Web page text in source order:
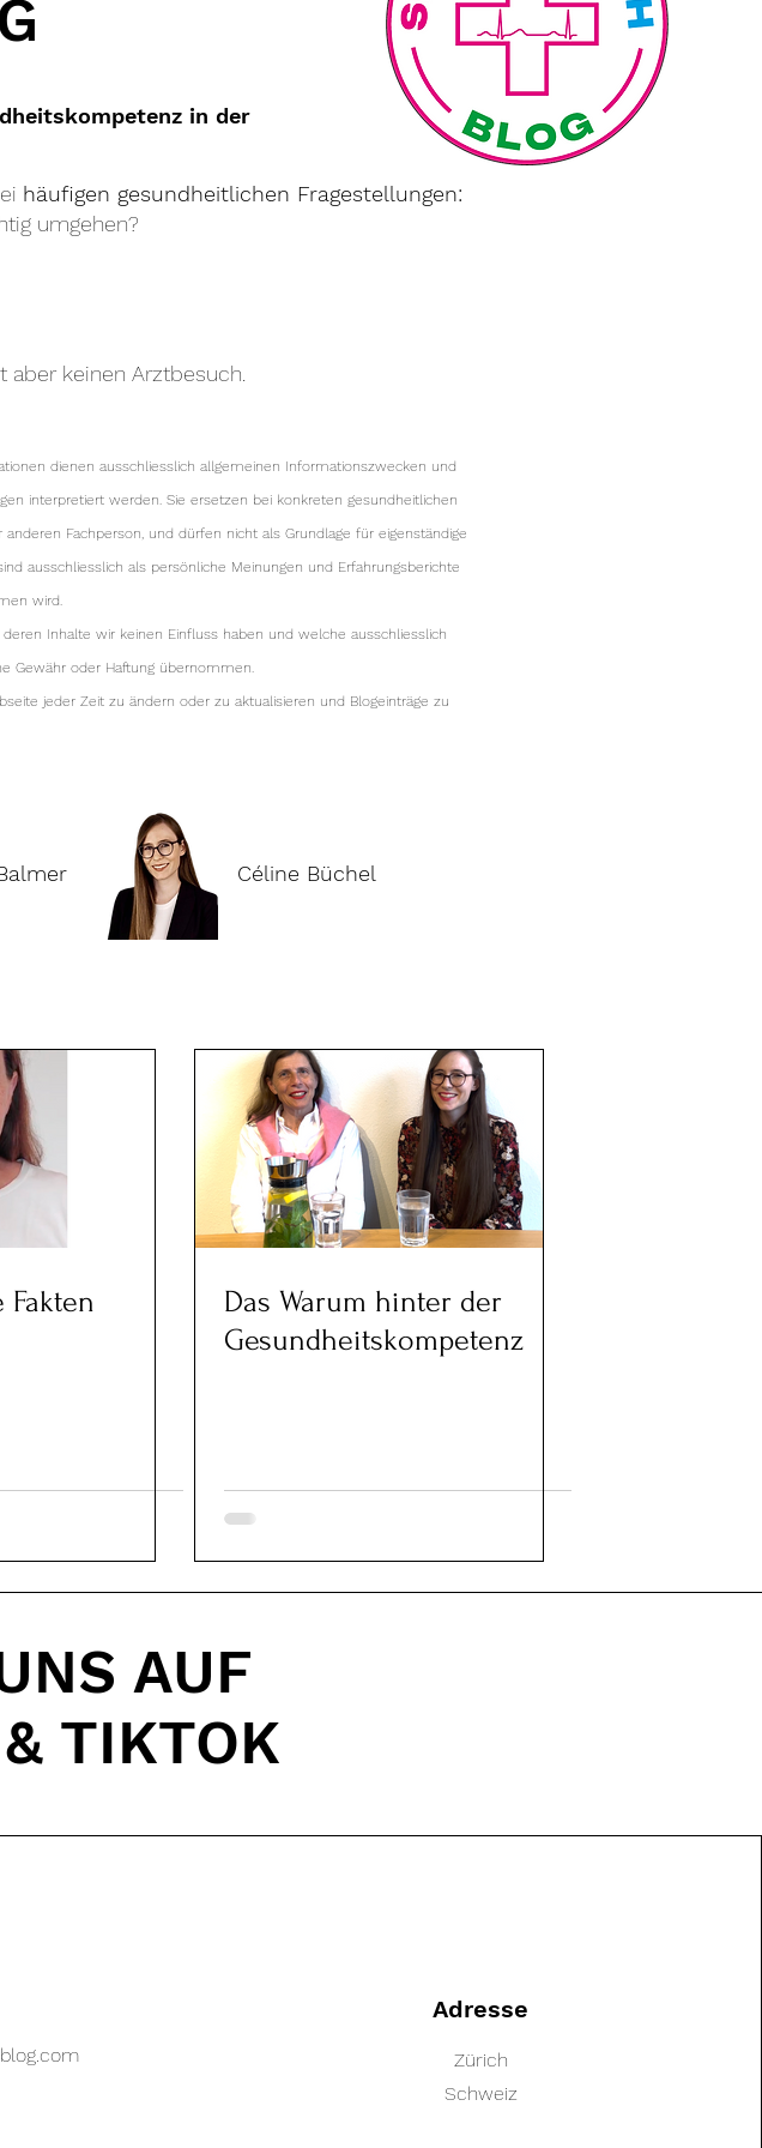
in der
häufigen gesundheitlichen Fragestellungen:
umgehen?
keinen Arztbesuch.
dienen ausschliesslich allgemeinen Informationszwecken und
interpretiert werden. Sie ersetzen bei konkreten gesundheitlichen
Fachperson, und dürfen nicht als Grundlage für eigenständige
ausschliesslich als persönliche Meinungen und Erfahrungsberichte
wird.
Inhalte wir keinen Einfluss haben und welche ausschliesslich
Gewähr oder Haftung übernommen.
jeder Zeit zu ändern oder zu aktualisieren und Blogeinträge zu
Céline Büchel
Das Warum hinter der
Gesundheitskompetenz
AUF
TIKTOK
Adresse
Zürich
Schweiz